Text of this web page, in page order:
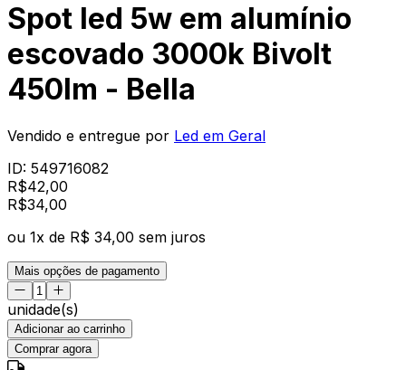
Spot led 5w em alumínio
escovado 3000k Bivolt
450lm - Bella
Vendido e entregue por Led em Geral
ID: 549716082
R$42,00
R$34,00
ou 1x de R$ 34,00 sem juros
Mais opções de pagamento
unidade(s)
Adicionar ao carrinho
Comprar agora